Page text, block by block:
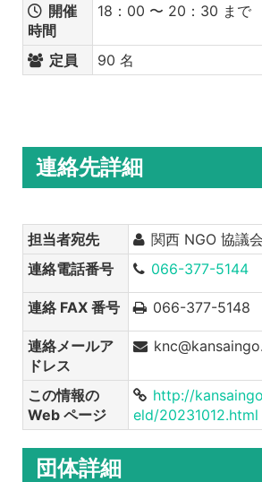
開催
時間
18：00 〜 20：30 まで
定員 90 名
連絡先詳細
担当者宛先
関西 NGO 協議
連絡電話番号
066-377-5144
連絡 FAX 番号 066-377-5148
連絡メールア
ドレス
この情報の
Web ページ
http://
eld/20231012.html
団体詳細